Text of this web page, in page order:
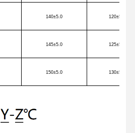
140±5.0 120±5
145±5.0 125±5
150±5.0 130±5